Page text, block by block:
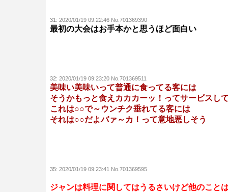
31: 2020/01/19 09:22:46 No.701369390
最初の大会はお手本かと思うほど面白い
32: 2020/01/19 09:23:20 No.701369511
美味い美味いって普通に食ってる客には
そうかもっと食えカカカーッ！ってサービスし
これは○○で～ウンチク垂れてる客には
それは○○だよバァ～カ！って意地悪しそう
35: 2020/01/19 09:23:41 No.701369595
ジャンは料理に関してはうるさいけど他のこと